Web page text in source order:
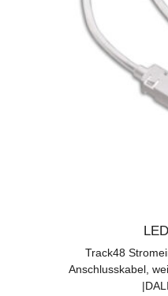
Track48
Anschlusskabel,